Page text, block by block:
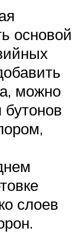
основой
можно
слоев